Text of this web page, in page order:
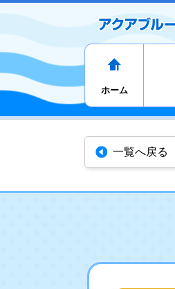
ホーム
一覧へ戻る